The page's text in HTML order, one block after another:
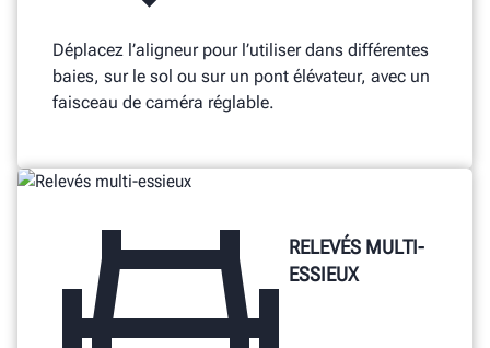
Déplacez l’aligneur pour l’utiliser dans différentes
baies, sur le sol ou sur un pont élévateur, avec un
faisceau de caméra réglable.
RELEVÉS MULTI-
ESSIEUX